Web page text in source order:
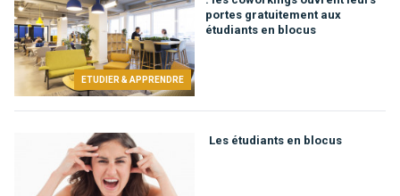
ETUDIER & APPRENDRE
portes gratuitement aux
étudiants en blocus
Les étudiants en blocus